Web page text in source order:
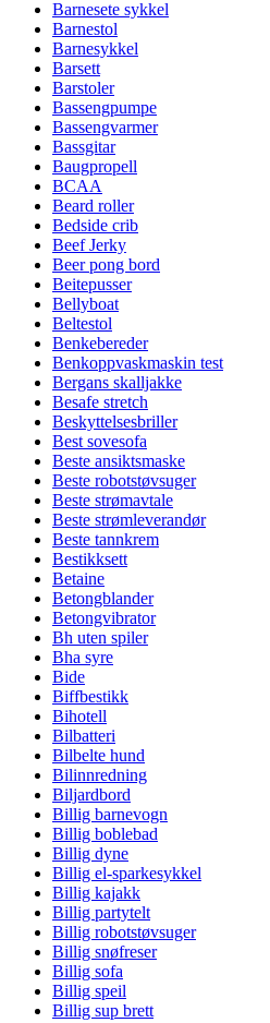
Barnesete sykkel
Barnestol
Barnesykkel
Barsett
Barstoler
Bassengpumpe
Bassengvarmer
Bassgitar
Baugpropell
BCAA
Beard roller
Bedside crib
Beef Jerky
Beer pong bord
Beitepusser
Bellyboat
Beltestol
Benkebereder
Benkoppvaskmaskin test
Bergans skalljakke
Besafe stretch
Beskyttelsesbriller
Best sovesofa
Beste ansiktsmaske
Beste robotstøvsuger
Beste strømavtale
Beste strømleverandør
Beste tannkrem
Bestikksett
Betaine
Betongblander
Betongvibrator
Bh uten spiler
Bha syre
Bide
Biffbestikk
Bihotell
Bilbatteri
Bilbelte hund
Bilinnredning
Biljardbord
Billig barnevogn
Billig boblebad
Billig dyne
Billig el-sparkesykkel
Billig kajakk
Billig partytelt
Billig robotstøvsuger
Billig snøfreser
Billig sofa
Billig speil
Billig sup brett